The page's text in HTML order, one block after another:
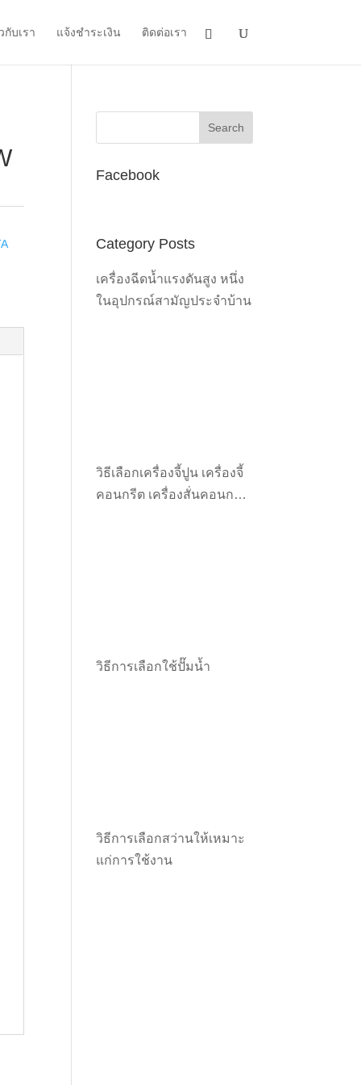
กับเรา แจ้งชำระเงิน ติดต่อเรา
Facebook
Category Posts
เครื่องฉีดน้ำแรงดันสูง หนึ่ง
ในอุปกรณ์สามัญประจำบ้าน
วิธีเลือกเครื่องจี้ปูน เครื่องจี้
คอนกรีต เครื่องสั่นคอนกรีต
วิธีการเลือกใช้ปั๊มน้ำ
วิธีการเลือกสว่านให้เหมาะ
แก่การใช้งาน